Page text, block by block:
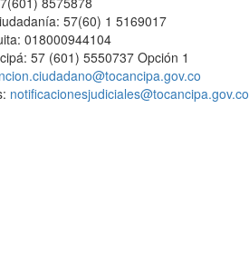
57(60) 1 5169017
018000944104
57 (601) 5550737 Opción 1
notificacionesjudiciales@tocancipa.gov.co